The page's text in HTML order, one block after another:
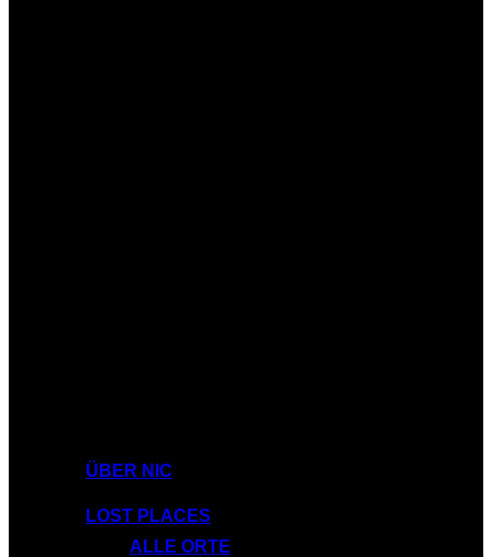
ÜBER NIC
LOST PLACES
ALLE ORTE